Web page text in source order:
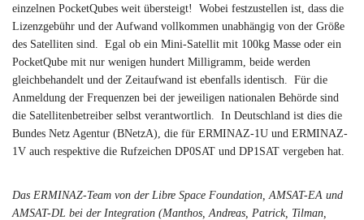
einzelnen PocketQubes weit übersteigt! Wobei festzustellen ist, dass die
Lizenzgebühr und der Aufwand vollkommen unabhängig von der Größe
des Satelliten sind. Egal ob ein Mini-Satellit mit 100kg Masse oder ein
PocketQube mit nur wenigen hundert Milligramm, beide werden
gleichbehandelt und der Zeitaufwand ist ebenfalls identisch. Für die
Anmeldung der Frequenzen bei der jeweiligen nationalen Behörde sind
die Satellitenbetreiber selbst verantwortlich. In Deutschland ist dies die
Bundes Netz Agentur (BNetzA), die für ERMINAZ-1U und ERMINAZ-
1V auch respektive die Rufzeichen DP0SAT und DP1SAT vergeben hat.
Das ERMINAZ-Team von der Libre Space Foundation, AMSAT-EA und
AMSAT-DL bei der Integration (Manthos, Andreas, Patrick, Tilman,